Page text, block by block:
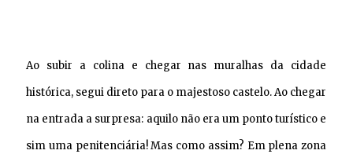
Ao subir a colina e chegar nas muralhas da cidade
histórica, segui direto para o majestoso castelo. Ao chegar
na entrada a surpresa: aquilo não era um ponto turístico e
sim uma penitenciária! Mas como assim? Em plena zona